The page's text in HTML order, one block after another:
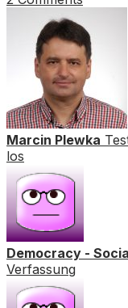
Marcin Plewka
los
Democracy -
Verfassung